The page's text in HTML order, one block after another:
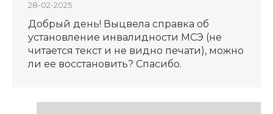
28-02-2025
Добрый день! Выцвела справка об
установление инвалидности МСЭ (не
читается текст и не видно печати), можно
ли ее восстановить? Спасибо.